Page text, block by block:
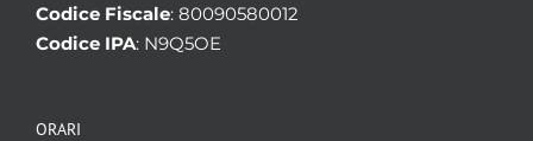
Codice Fiscale: 80090580012
Codice IPA: N9Q5OE
ORARI